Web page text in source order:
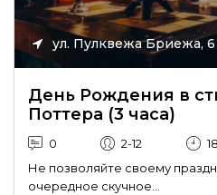
ул. Пулквежа Бриежа, 6
День Рождения в
Поттера (3 часа)
0 2-12
Не позволяйте своему
очередное скучное...